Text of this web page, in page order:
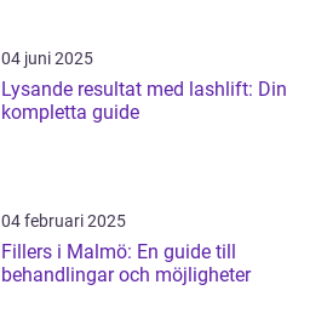
04 juni 2025
Lysande resultat med lashlift: Din
kompletta guide
04 februari 2025
Fillers i Malmö: En guide till
behandlingar och möjligheter